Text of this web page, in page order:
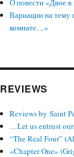
О повести «Двое
Вариации на тему
комнате…»
REVIEWS
Reviews by Saint
…Let us entrust
“The Real Four”
«Chapter One»